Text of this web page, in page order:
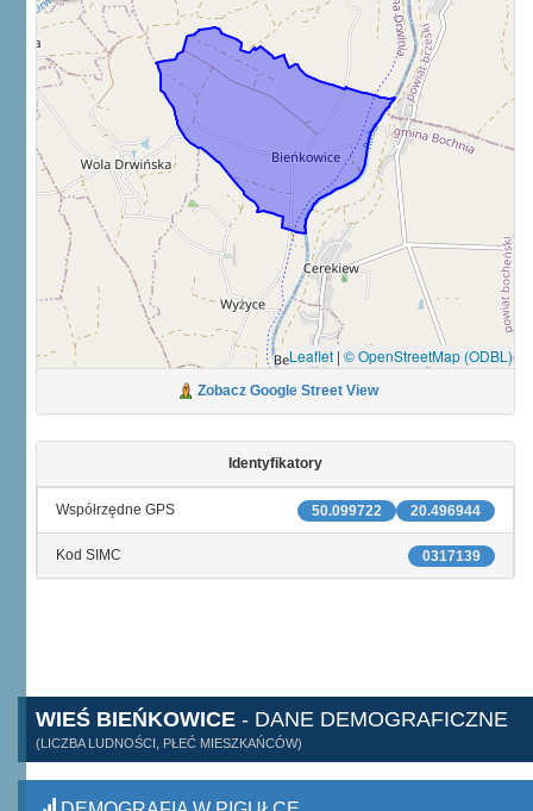
Leaflet | © OpenStreetMap (ODBL)
Zobacz Google Street View
Identyfikatory
20.496944
50.099722
Współrzędne GPS
0317139
Kod SIMC
WIEŚ BIEŃKOWICE - DANE DEMOGRAFICZNE
(LICZBA LUDNOŚCI, PŁEĆ MIESZKAŃCÓW)